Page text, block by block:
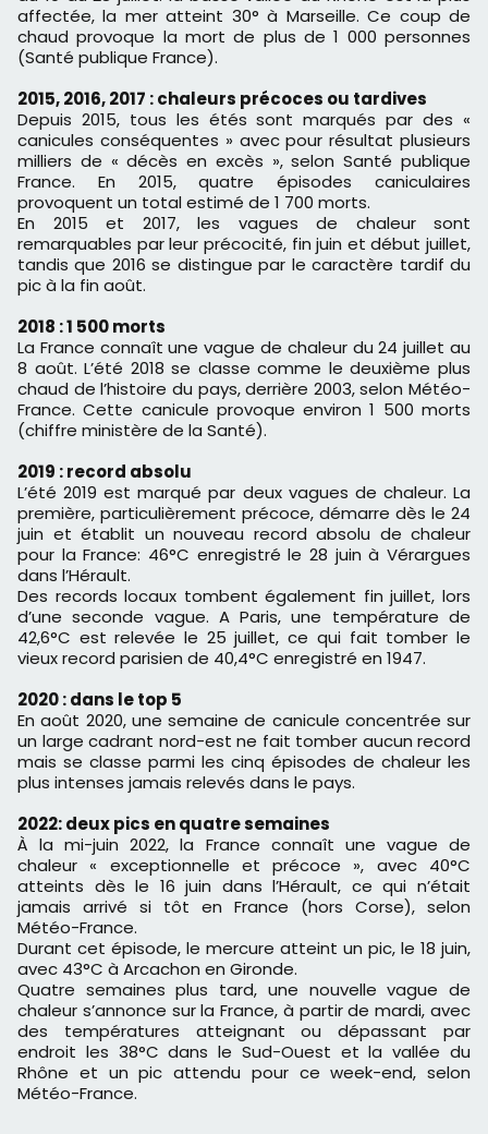
affectée, la mer atteint 30° à Marseille. Ce coup de
chaud provoque la mort de plus de 1 000 personnes
(Santé publique France).
2015, 2016, 2017 : chaleurs précoces ou tardives
Depuis 2015, tous les étés sont marqués par des «
canicules conséquentes » avec pour résultat plusieurs
milliers de « décès en excès », selon Santé publique
France. En 2015, quatre épisodes caniculaires
provoquent un total estimé de 1 700 morts.
En 2015 et 2017, les vagues de chaleur sont
remarquables par leur précocité, fin juin et début juillet,
tandis que 2016 se distingue par le caractère tardif du
pic à la fin août.
2018 : 1 500 morts
La France connaît une vague de chaleur du 24 juillet au
8 août. L’été 2018 se classe comme le deuxième plus
chaud de l’histoire du pays, derrière 2003, selon Météo-
France. Cette canicule provoque environ 1 500 morts
(chiffre ministère de la Santé).
2019 : record absolu
L’été 2019 est marqué par deux vagues de chaleur. La
première, particulièrement précoce, démarre dès le 24
juin et établit un nouveau record absolu de chaleur
pour la France: 46°C enregistré le 28 juin à Vérargues
dans l’Hérault.
Des records locaux tombent également fin juillet, lors
d’une seconde vague. A Paris, une température de
42,6°C est relevée le 25 juillet, ce qui fait tomber le
vieux record parisien de 40,4°C enregistré en 1947.
2020 : dans le top 5
En août 2020, une semaine de canicule concentrée sur
un large cadrant nord-est ne fait tomber aucun record
mais se classe parmi les cinq épisodes de chaleur les
plus intenses jamais relevés dans le pays.
2022: deux pics en quatre semaines
À la mi-juin 2022, la France connaît une vague de
chaleur « exceptionnelle et précoce », avec 40°C
atteints dès le 16 juin dans l’Hérault, ce qui n’était
jamais arrivé si tôt en France (hors Corse), selon
Météo-France.
Durant cet épisode, le mercure atteint un pic, le 18 juin,
avec 43°C à Arcachon en Gironde.
Quatre semaines plus tard, une nouvelle vague de
chaleur s’annonce sur la France, à partir de mardi, avec
des températures atteignant ou dépassant par
endroit les 38°C dans le Sud-Ouest et la vallée du
Rhône et un pic attendu pour ce week-end, selon
Météo-France.